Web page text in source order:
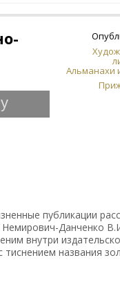
Альманахи
публикации
Данченко
внутри
названия